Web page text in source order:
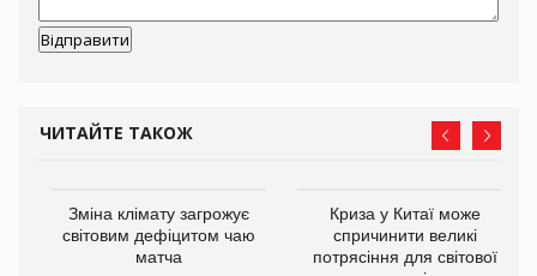
ЧИТАЙТЕ ТАКОЖ
Зміна клімату загрожує
світовим дефіцитом чаю
матча
Криза у Китаї може
спричинити великі
потрясіння для світової